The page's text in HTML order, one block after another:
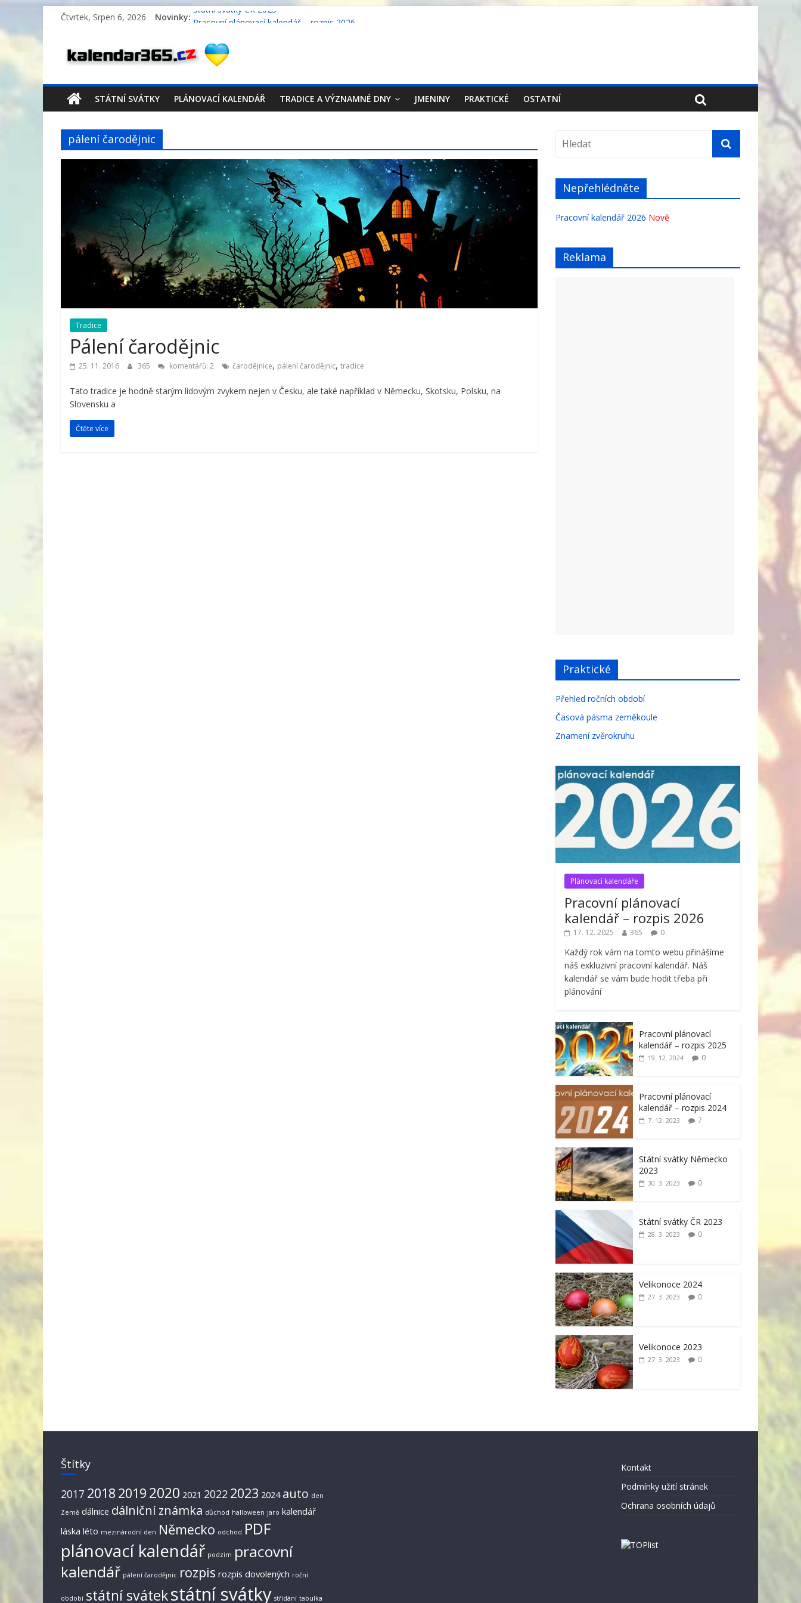
Čtvrtek, Srpen 6, 2026 Novinky: Státní svátky ČR 2023
Pracovní plánovací kalendář – rozpis 2025
Pracovní plánovací kalendář – rozpis 2024
Státní svátky Německo 2023
STÁTNÍ SVÁTKY PLÁNOVACÍ KALENDÁŘ TRADICE A VÝZNAMNÉ DNY JMENINY PRAKTICKÉ OSTATNÍ
pálení čarodějnic
Tradice
Pálení čarodějnic
25. 11. 2016 365 komentářů: 2 čarodějnice, pálení čarodějnic, tradice
Tato tradice je hodně starým lidovým zvykem nejen v Česku, ale také například v Německu, Skotsku, Polsku, na
Slovensku a
Čtěte více
Nepřehlédněte
Pracovní kalendář 2026 Nově
Reklama
Praktické
Přehled ročních období
Časová pásma zeměkoule
Znamení zvěrokruhu
Plánovací kalendáře
Pracovní plánovací
kalendář – rozpis 2026
17. 12. 2025 365 0
Každý rok vám na tomto webu přinášíme
náš exkluzivní pracovní kalendář. Náš
kalendář se vám bude hodit třeba při
plánování
Pracovní plánovací
kalendář – rozpis 2025
19. 12. 2024 0
Pracovní plánovací
kalendář – rozpis 2024
7. 12. 2023 7
Státní svátky Německo
2023
30. 3. 2023 0
Státní svátky ČR 2023
28. 3. 2023 0
Velikonoce 2024
27. 3. 2023 0
Velikonoce 2023
27. 3. 2023 0
Štítky
2017 2018 2019 2020 2021 2022 2023 2024 auto den
Země dálnice dálniční známka důchod halloween jaro kalendář
láska léto mezinárodní den Německo odchod PDF
plánovací kalendář podzim pracovní
kalendář pálení čarodějnic rozpis rozpis dovolených roční
období státní svátekstátní svátky střídání tabulka
Kontakt
Podmínky užití stránek
Ochrana osobních údajů